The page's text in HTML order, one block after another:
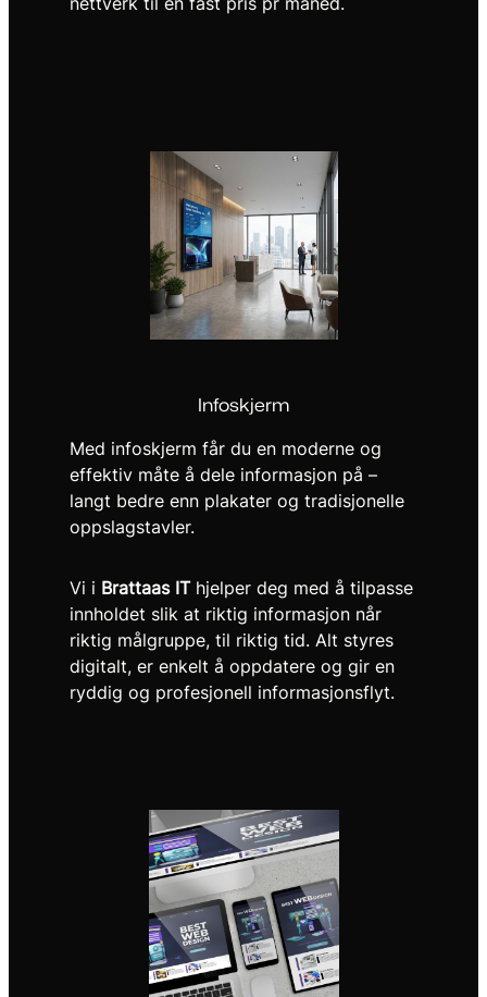
Infoskjerm
Med infoskjerm får du en moderne og
effektiv måte å dele informasjon på –
langt bedre enn plakater og tradisjonelle
oppslagstavler.
Vi i Brattaas IThjelper deg med å tilpasse
innholdet slik at riktig informasjon når
riktig målgruppe, til riktig tid. Alt styres
digitalt, er enkelt å oppdatere og gir en
ryddig og profesjonell informasjonsflyt.